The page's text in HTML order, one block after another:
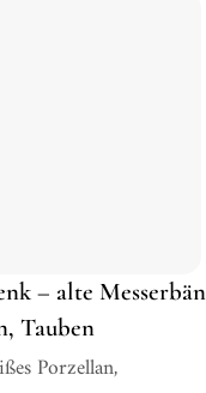
– alte
Tauben
Porzellan,